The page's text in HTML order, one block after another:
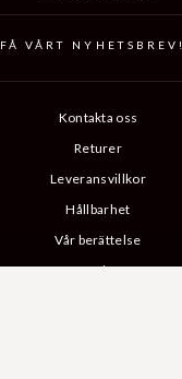
FÅ VÅRT NYHETSBREV!
Kontakta oss
Returer
Leveransvillkor
Hållbarhet
Vår berättelse
Katalog